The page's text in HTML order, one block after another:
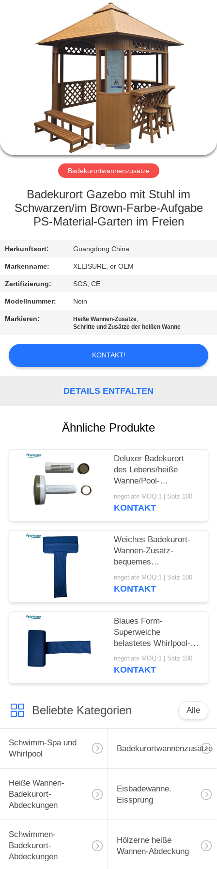
STARTSEITE
PRODUKTE
FABRIK
QUALITÄTSKONTROLLE
REFERENZEN
SITEMAP
POLICY
Badekurortwannenzusätze
Badekurort Gazebo mit Stuhl im
Schwarzen/im Brown-Farbe-Aufgabe
PS-Material-Garten im Freien
Herkunftsort: Guangdong China
Markenname: XLEISURE, or OEM
Zertifizierung: SGS, CE
Modellnummer: Nein
Markieren: Heiße Wannen-Zusätze,
Schritte und Zusätze der heißen Wanne
KONTAKT!
DETAILS ENTFALTEN
Ähnliche Produkte
Deluxer Badekurort
des Lebens/heiße
Wanne/Pool-
Chemikalie, Chlor,
Brom-sich hin- und
im Freien in dunklem
kakifarbigem
negotiate MOQ:1 | Satz 100
KONTAKT
Weiches Badekurort-
Wannen-Zusatz-
bequemes
Vinylbewegliches
Whirlpool-Wannen-
Freien heiße Wanne
negotiate MOQ:1 | Satz 100
KONTAKT
Blaues Form-
Superweiche
belastetes Whirlpool-
Kissen der Farbet für
Massage-Badekurort
negotiate MOQ:1 | Satz 100
KONTAKT
Beliebte Kategorien Alle
Schwimm-Spa und
Whirlpool
Badekurortwannenzusätze
Heiße Wannen-
Badekurort-
Abdeckungen
Eisbadewanne.
Eissprung
Schwimmen-
Badekurort-
Abdeckungen
Hölzerne heiße
Wannen-Abdeckung